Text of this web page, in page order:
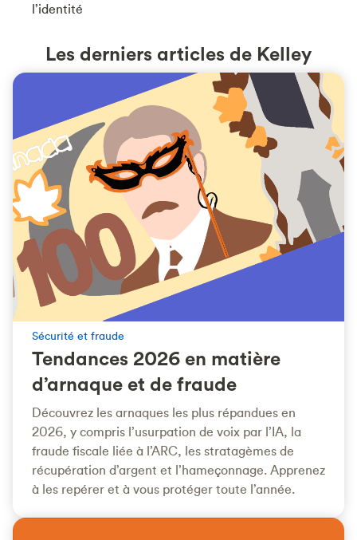
l’identité
Les derniers articles de Kelley
Sécurité et fraude
Tendances 2026 en matière
d’arnaque et de fraude
Découvrez les arnaques les plus répandues en
2026, y compris l’usurpation de voix par l’IA, la
fraude fiscale liée à l’ARC, les stratagèmes de
récupération d’argent et l’hameçonnage. Apprenez
à les repérer et à vous protéger toute l’année.